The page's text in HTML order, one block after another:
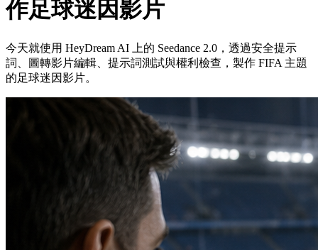
作足球迷因影片
今天就使用 HeyDream AI 上的 Seedance 2.0，透過安全提示
詞、圖轉影片編輯、提示詞測試與權利檢查，製作 FIFA 主題
的足球迷因影片。